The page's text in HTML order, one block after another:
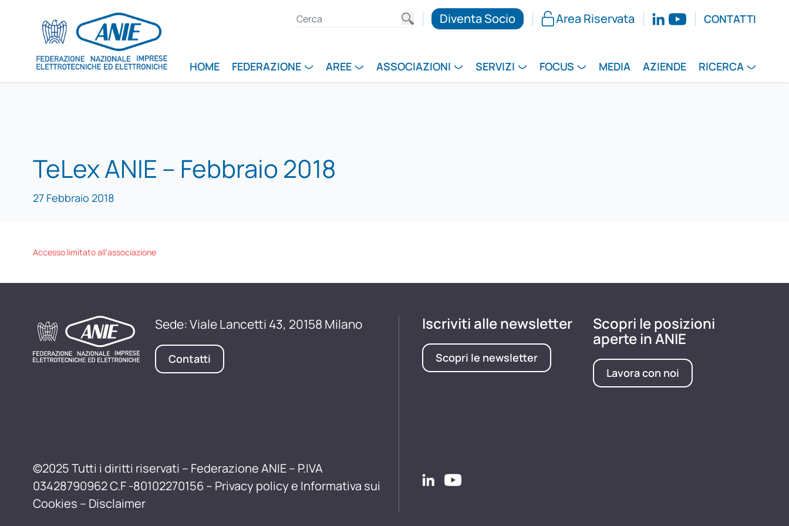
Diventa Socio Area Riservata CONTATTI
HOME FEDERAZIONE AREE ASSOCIAZIONI SERVIZI FOCUS MEDIA AZIENDE RICERCA
TeLex ANIE – Febbraio 2018
27 Febbraio 2018
Accesso limitato all'associazione
Sede: Viale Lancetti 43, 20158 Milano
Contatti
©2025 Tutti i diritti riservati – Federazione ANIE – P.IVA
03428790962 C.F -80102270156 – Privacy policy e Informativa sui
Cookies – Disclaimer
Iscriviti alle newsletter
Scopri le newsletter
Scopri le posizioni
aperte in ANIE
Lavora con noi